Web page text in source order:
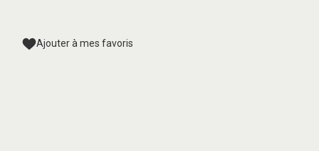
Ajouter à mes favoris